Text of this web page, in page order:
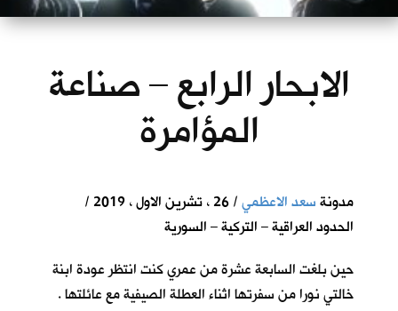
الابحار الرابع – صناعة
المؤامرة
مدونةسعد الاعظمي
/ 26 ، تشرين الاول ، 2019 /
الحدود العراقية – التركية – السورية
حين بلغت السابعة عشرة من عمري كنت انتظر عودة ابنة
خالتي نورا من سفرتها اثناء العطلة الصيفية مع عائلتها .